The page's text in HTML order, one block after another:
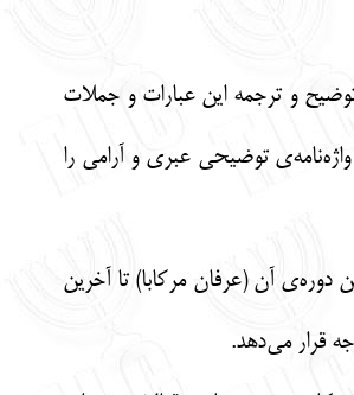
و ترجمه این عبارات و جملات
توضیحی عبری و آرامی را
را از نخستین دوره‌ی آن (عرفان مرکابا) تا آخرین
قرار می‌دهد.